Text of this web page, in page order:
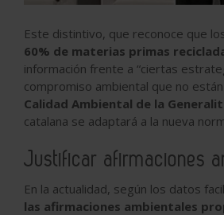
Este distintivo, que reconoce que
60% de materias primas
información frente a “ciertas
compromiso ambiental que no
Calidad Ambiental de la
catalana se adaptará a la nueva
Justificar afirmaciones
En la actualidad, según los datos
las afirmaciones ambientales